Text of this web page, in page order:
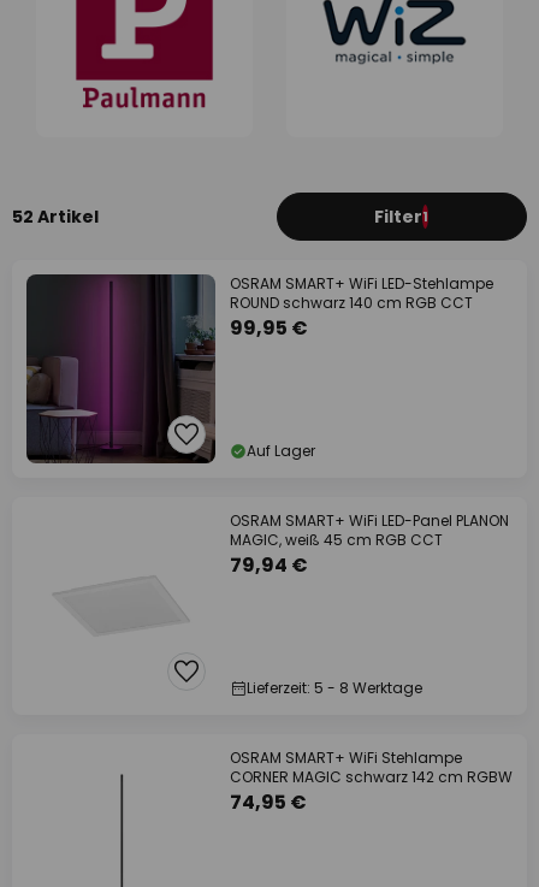
52 Artikel Filter1
OSRAM SMART+ WiFi LED-Stehlampe
ROUND schwarz 140 cm RGB CCT
99,95 €
Auf Lager
OSRAM SMART+ WiFi LED-Panel PLANON
MAGIC, weiß 45 cm RGB CCT
79,94 €
Lieferzeit: 5 - 8 Werktage
OSRAM SMART+ WiFi Stehlampe
CORNER MAGIC schwarz 142 cm RGBW
74,95 €